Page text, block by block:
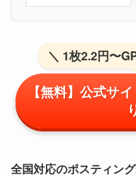
＼ 1枚2.2円〜
【無料】公式サ
全国対応のポスティン